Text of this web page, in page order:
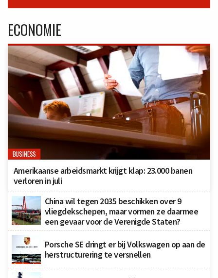
ECONOMIE
BUSINESS
Amerikaanse arbeidsmarkt krijgt klap: 23.000 banen
verloren in juli
China wil tegen 2035 beschikken over 9
vliegdekschepen, maar vormen ze daarmee
een gevaar voor de Verenigde Staten?
Porsche SE dringt er bij Volkswagen op aan de
herstructurering te versnellen